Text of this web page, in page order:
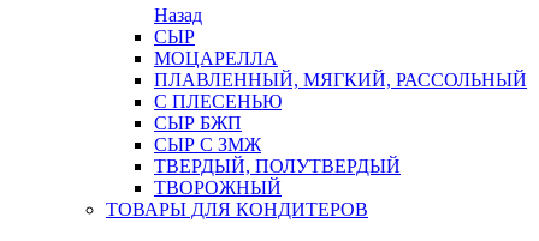
Назад
СЫР
МОЦАРЕЛЛА
ПЛАВЛЕННЫЙ, МЯГКИЙ, РАССОЛЬНЫЙ
С ПЛЕСЕНЬЮ
СЫР БЖП
СЫР С ЗМЖ
ТВЕРДЫЙ, ПОЛУТВЕРДЫЙ
ТВОРОЖНЫЙ
ТОВАРЫ ДЛЯ КОНДИТЕРОВ